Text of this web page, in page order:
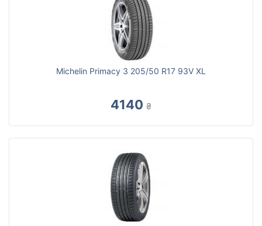
Michelin Primacy 3 205/50 R17 93V XL
4140 ₴